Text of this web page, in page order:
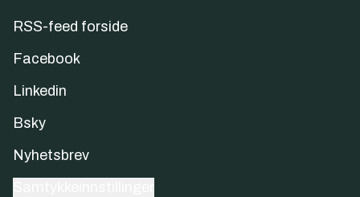
RSS-feed forside
Facebook
Linkedin
Bsky
Nyhetsbrev